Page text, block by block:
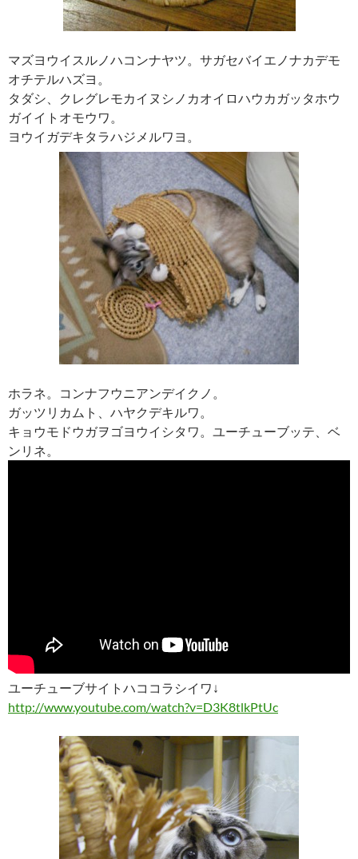
マズヨウイスルノハコンナヤツ。サガセバイエノナカデモ
オチテルハズヨ。
タダシ、クレグレモカイヌシノカオイロハウカガッタホウ
ガイイトオモウワ。
ヨウイガデキタラハジメルワヨ。
ホラネ。コンナフウニアンデイクノ。
ガッツリカムト、ハヤクデキルワ。
キョウモドウガヲゴヨウイシタワ。ユーチューブッテ、ベ
ンリネ。
ユーチューブサイトハココラシイワ↓
http://www.youtube.com/watch?v=D3K8tlkPtUc